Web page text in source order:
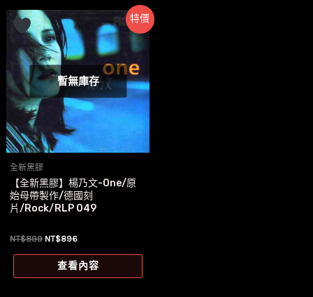
特價
暫無庫存
全新黑膠
【全新黑膠】楊乃文-One/原
始母帶製作/德國刻
片/Rock/RLP 049
NT$899 原
格：
NT$896目
價
格：
查看內容